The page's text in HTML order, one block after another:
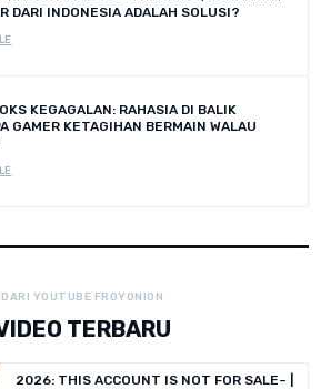
DARI INDONESIA ADALAH SOLUSI?
KEGAGALAN: RAHASIA DI BALIK
GAMER KETAGIHAN BERMAIN WALAU
DARI YOUTUBE FROYONION
TERBARU
2026: THIS ACCOUNT IS NOT FOR SALE~ |